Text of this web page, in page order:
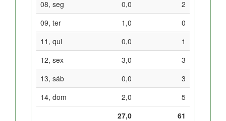
08, seg
0,0
2
09, ter
1,0
0
11, qui
0,0
1
12, sex
3,0
3
13, sáb
0,0
3
14, dom
2,0
5
27,0
61